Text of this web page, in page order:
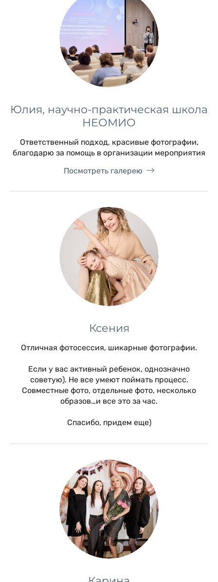
Юлия, научно-практическая школа
НЕОМИО
Ответственный подход, красивые фотографии,
благодарю за помощь в организации мероприятия
Посмотреть галерею
Ксения
Отличная фотосессия, шикарные фотографии.
Если у вас активный ребенок, однозначно
советую). Не все умеют поймать процесс.
Совместные фото, отдельные фото, несколько
образов…и все это за час.
Спасибо, придем еще)